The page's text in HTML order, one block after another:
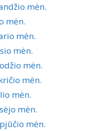
mėn.
mėn.
mėn.
mėn.
mėn.
mėn.
mėn.
mėn.
mėn.